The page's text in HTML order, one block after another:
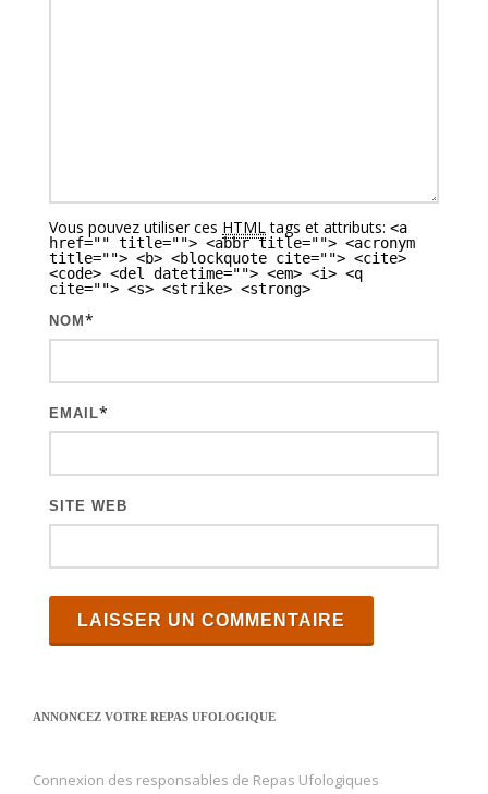
Vous pouvez utiliser ces HTMLtags et attributs: <a
href="" title=""> <abbr title=""> <acronym
title=""> <b> <blockquote cite=""> <cite>
<code> <del datetime=""> <em> <i> <q
cite=""> <s> <strike> <strong>
NOM *
EMAIL*
SITE WEB
ANNONCEZ VOTRE REPAS UFOLOGIQUE
Connexion des responsables de Repas Ufologiques